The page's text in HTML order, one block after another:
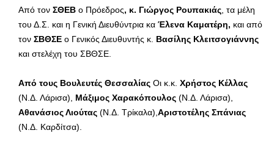
Από τον ΣΘΕΒ ο Πρόεδρος, κ. Γιώργος Ρουπακιάς, τα μέλη
του Δ.Σ. και η Γενική Διευθύντρια κα Έλενα Καματέρη, και από
τον ΣΒΘΣΕ ο Γενικός Διευθυντής κ. Βασίλης Κλειτσογιάννης
και στελέχη του ΣΒΘΣΕ.
Από τους Βουλευτές Θεσσαλίας Οι κ.κ. Χρήστος Κέλλας
(Ν.Δ. Λάρισα), Μάξιμος Χαρακόπουλος (Ν.Δ. Λάρισα),
Αθανάσιος Λιούτας (Ν.Δ. Τρίκαλα),Αριστοτέλης Σπάνιας
(Ν.Δ. Καρδίτσα).